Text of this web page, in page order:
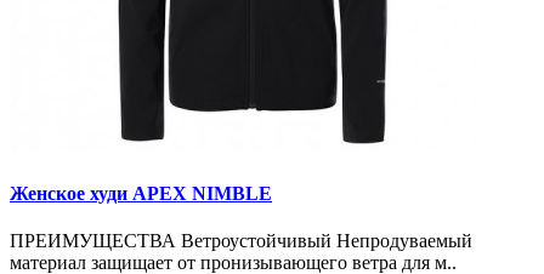
Женское худи APEX NIMBLE
ПРЕИМУЩЕСТВА Ветроустойчивый Непродуваемый
материал защищает от пронизывающего ветра для м..